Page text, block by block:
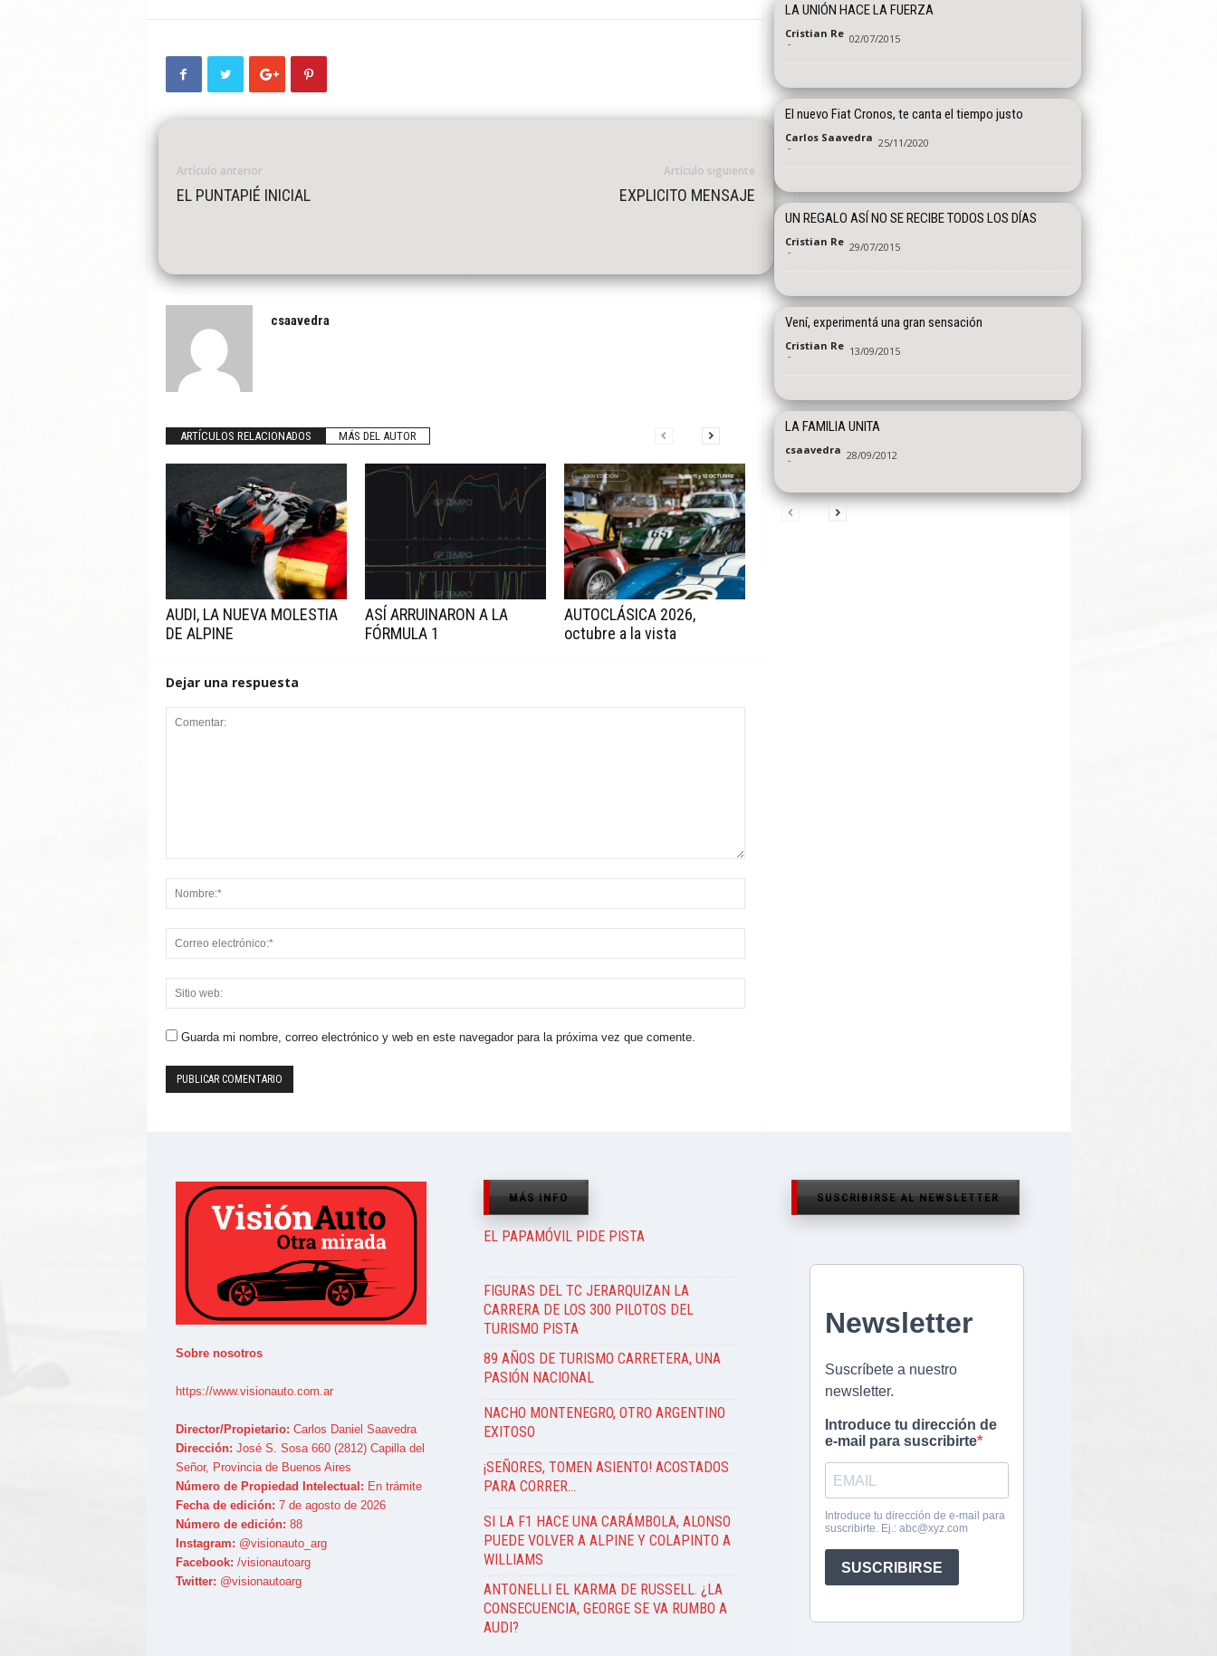
Artículo anterior
EL PUNTAPIÉ INICIAL
Artículo siguiente
EXPLICITO MENSAJE
csaavedra
ARTÍCULOS RELACIONADOS MÁS DEL AUTOR
AUDI, LA NUEVA MOLESTIA
DE ALPINE
ASÍ ARRUINARON A LA
FÓRMULA 1
AUTOCLÁSICA 2026,
octubre a la vista
Dejar una respuesta
Guarda mi nombre, correo electrónico y web en este navegador para la próxima vez que comente.
LA UNIÓN HACE LA FUERZA
Cristian Re
- 02/07/2015
El nuevo Fiat Cronos, te canta el tiempo justo
Carlos Saavedra
- 25/11/2020
UN REGALO ASÍ NO SE RECIBE TODOS LOS DÍAS
Cristian Re
- 29/07/2015
Vení, experimentá una gran sensación
Cristian Re
- 13/09/2015
LA FAMILIA UNITA
csaavedra
- 28/09/2012
Sobre nosotros
https://www.visionauto.com.ar
Director/Propietario: Carlos Daniel Saavedra
Dirección: José S. Sosa 660 (2812) Capilla del
Señor, Provincia de Buenos Aires
Número de Propiedad Intelectual: En trámite
Fecha de edición: 7 de agosto de 2026
Número de edición: 88
Instagram: @visionauto_arg
Facebook: /visionautoarg
Twitter: @visionautoarg
MÁS INFO
EL PAPAMÓVIL PIDE PISTA
FIGURAS DEL TC JERARQUIZAN LA
CARRERA DE LOS 300 PILOTOS DEL
TURISMO PISTA
89 AÑOS DE TURISMO CARRETERA, UNA
PASIÓN NACIONAL
NACHO MONTENEGRO, OTRO ARGENTINO
EXITOSO
¡SEÑORES, TOMEN ASIENTO! ACOSTADOS
PARA CORRER…
SI LA F1 HACE UNA CARÁMBOLA, ALONSO
PUEDE VOLVER A ALPINE Y COLAPINTO A
WILLIAMS
ANTONELLI EL KARMA DE RUSSELL. ¿LA
CONSECUENCIA, GEORGE SE VA RUMBO A
AUDI?
SUSCRIBIRSE AL NEWSLETTER